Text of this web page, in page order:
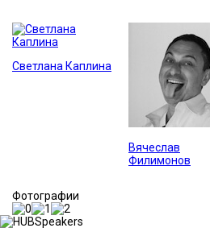
Светлана Каплина
Вячеслав
Филимонов
Фотографии